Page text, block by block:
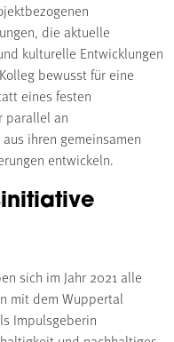
die aktuelle
kulturelle Entwicklungen
bewusst für eine
eines festen
parallel an
ihren gemeinsamen
entwickeln.
sich im Jahr 2021 alle
mit dem Wuppertal
Impulsgeberin